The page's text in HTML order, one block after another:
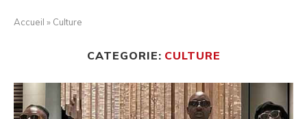
Accueil » Culture
CATEGORIE: CULTURE